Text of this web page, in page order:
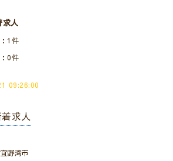
求人
1件
0件
09:26:00
求人
野湾市